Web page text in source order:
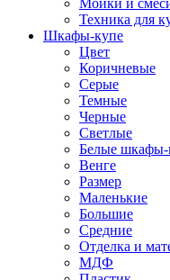
Мойки и
Техника для
Шкафы-купе
Цвет
Коричневые
Серые
Темные
Черные
Светлые
Белые шкафы-
Венге
Размер
Маленькие
Большие
Средние
Отделка и
МДФ